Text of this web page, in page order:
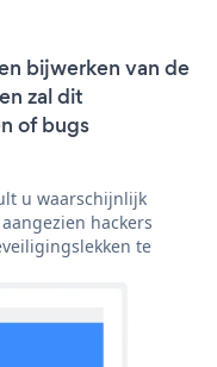
bijwerken van de
zal dit
of bugs
u waarschijnlijk
hackers
te